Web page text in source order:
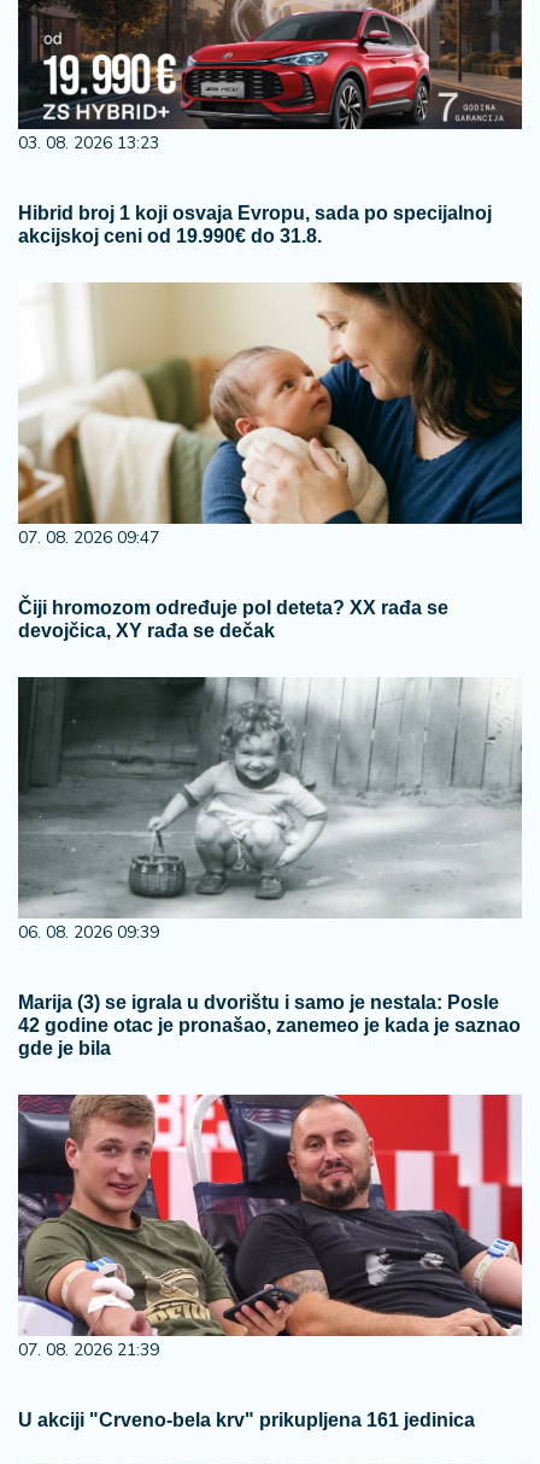
03. 08. 2026 13:23
Hibrid broj 1 koji osvaja Evropu, sada po specijalnoj
akcijskoj ceni od 19.990€ do 31.8.
07. 08. 2026 09:47
Čiji hromozom određuje pol deteta? XX rađa se
devojčica, XY rađa se dečak
06. 08. 2026 09:39
Marija (3) se igrala u dvorištu i samo je nestala: Posle
42 godine otac je pronašao, zanemeo je kada je saznao
gde je bila
07. 08. 2026 21:39
U akciji "Crveno-bela krv" prikupljena 161 jedinica